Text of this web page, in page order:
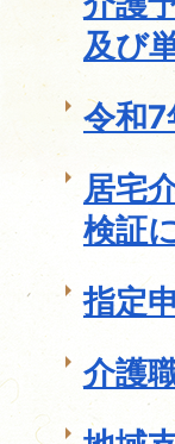
及び
令和
居宅
検証
指定
介護